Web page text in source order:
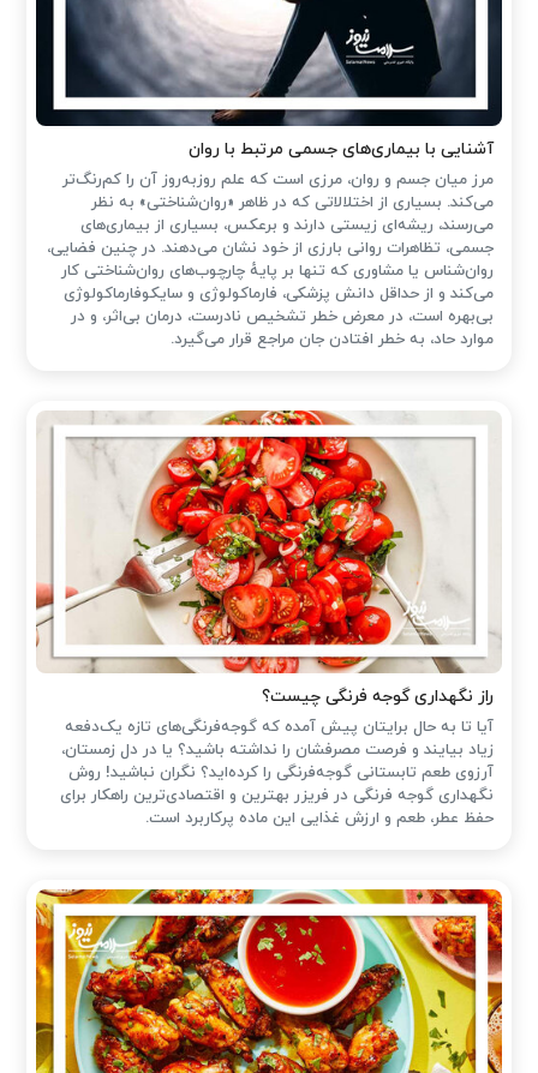
آشنایی با بیماری‌های جسمی مرتبط با روان
مرز میان جسم و روان، مرزی است که علم روزبه‌روز آن را کم‌رنگ‌تر
می‌کند. بسیاری از اختلالاتی که در ظاهر «روان‌شناختی» به نظر
می‌رسند، ریشه‌ای زیستی دارند و برعکس، بسیاری از بیماری‌های
جسمی، تظاهرات روانی بارزی از خود نشان می‌دهند. در چنین فضایی،
روان‌شناس یا مشاوری که تنها بر پایهٔ چارچوب‌های روان‌شناختی کار
می‌کند و از حداقل دانش پزشکی، فارماکولوژی و سایکوفارماکولوژی
بی‌بهره است، در معرض خطر تشخیص نادرست، درمان بی‌اثر، و در
موارد حاد، به خطر افتادن جان مراجع قرار می‌گیرد.
راز نگهداری گوجه فرنگی چیست؟
آیا تا به حال برایتان پیش آمده که گوجه‌فرنگی‌های تازه یک‌دفعه
زیاد بیایند و فرصت مصرفشان را نداشته باشید؟ یا در دل زمستان،
آرزوی طعم تابستانی گوجه‌فرنگی را کرده‌اید؟ نگران نباشید! روش
نگهداری گوجه فرنگی در فریزر بهترین و اقتصادی‌ترین راهکار برای
حفظ عطر، طعم و ارزش غذایی این ماده پرکاربرد است.